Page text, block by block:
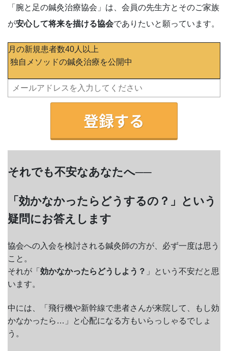
「腕と足の鍼灸治療協会」は、会員の先生方とそのご家族
が安心して将来を描ける協会でありたいと願っています。
月の新規患者数40人以上
独自メソッドの鍼灸治療を公開中
登録する
それでも不安なあなたへ──
「効かなかったらどうするの？」という
疑問にお答えします
協会への入会を検討される鍼灸師の方が、必ず一度は思う
こと。
それが「 効かなかったらどうしよう？ 」という不安だと思
います。
中には、「飛行機や新幹線で患者さんが来院して、もし効
かなかったら…」と心配になる方もいらっしゃるでしょ
う。